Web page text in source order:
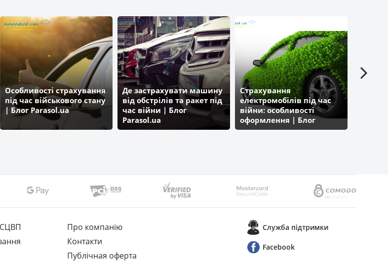
Особливості страхування
під час військового стану
| Блог Parasol.ua
Де застрахувати машину
від обстрілів та ракет під
час війни | Блог
Parasol.ua
Страхування
електромобілів під час
війни: особливості
оформлення | Блог
Parasol.ua
Про компанію
Контакти
Публічная оферта
Служба пiдтримки
Facebook